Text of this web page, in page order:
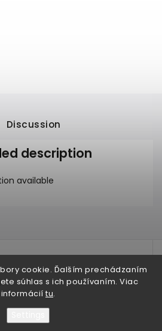
cookie. Ďalším prechádzaním
súhlas s ich používaním. Viac
informácií tu.
Discussion
description
available
test